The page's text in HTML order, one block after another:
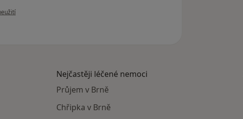
uživatele Renata Procházková
Nejčastěji léčené nemoci
Průjem v Brně
Chřipka v Brně